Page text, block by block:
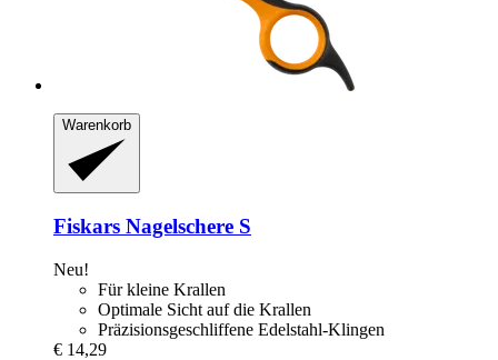
Warenkorb
Fiskars Nagelschere S
Neu!
Für kleine Krallen
Optimale Sicht auf die Krallen
Präzisionsgeschliffene Edelstahl-Klingen
€ 14,29